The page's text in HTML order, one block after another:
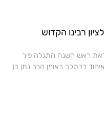
רבינו הקדוש
ראש השנה התגלה פיר
ברסלב באומן הרב נתן בן